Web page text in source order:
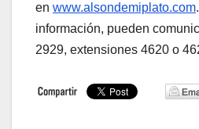
en www.alsondemiplato.com
información, pueden
2929, extensiones 4620 o